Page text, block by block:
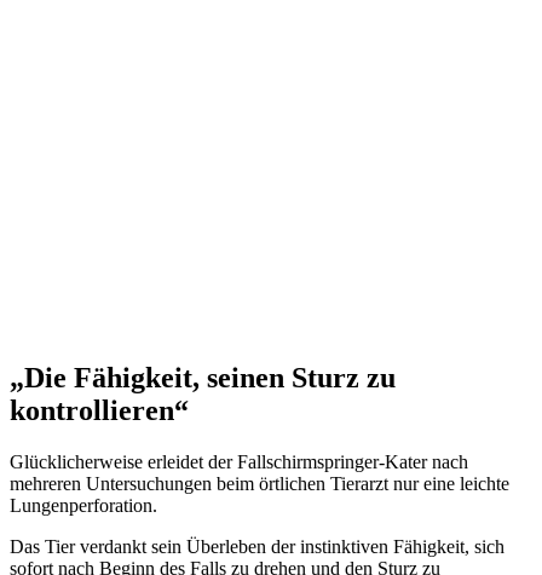
„Die Fähigkeit, seinen Sturz zu
kontrollieren“
Glücklicherweise erleidet der Fallschirmspringer-Kater nach
mehreren Untersuchungen beim örtlichen Tierarzt nur eine leichte
Lungenperforation.
Das Tier verdankt sein Überleben der instinktiven Fähigkeit, sich
sofort nach Beginn des Falls zu drehen und den Sturz zu